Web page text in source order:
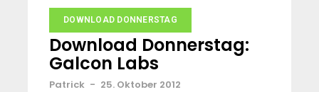
DOWNLOAD DONNERSTAG
Download Donnerstag:
Galcon Labs
Patrick - 25. Oktober 2012